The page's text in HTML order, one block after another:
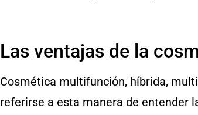
Las ventajas de la
Cosmética multifunción, híbrida,
referirse a esta manera de entender